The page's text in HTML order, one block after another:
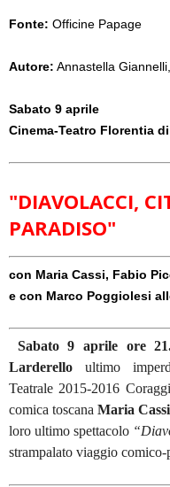
Fonte: Officine Papage
Autore: Annastella
Sabato 9 aprile
Cinema-Teatro Florentia
"DIAVOLACCI,
PARADISO"
con Maria Cassi, Fabio
e con Marco Poggiolesi
Sabato 9 aprile ore
Larderello ultimo
Teatrale 2015-2016
comica toscanaMaria Cassi
loro ultimo spettacolo “
strampalato viaggio comico-